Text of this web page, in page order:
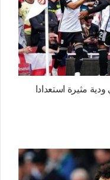
مثيرة استعدادا